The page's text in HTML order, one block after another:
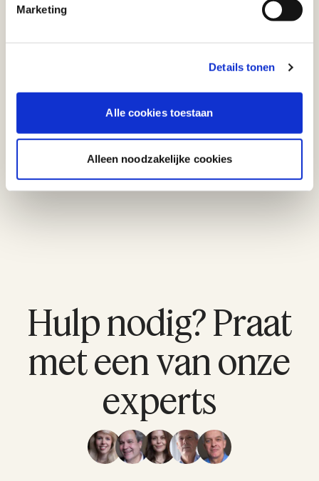
Marketing
Details tonen
Alle cookies toestaan
Alleen noodzakelijke cookies
Lowbudget filmproductie en toch een
Hulp nodig? Praat
met een van onze
experts